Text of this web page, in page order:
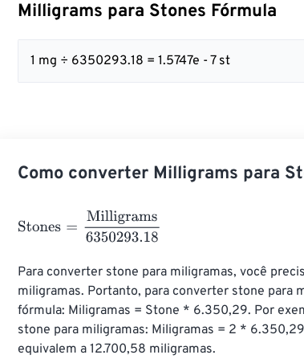
Milligrams para Stones Fórmula
1 mg ÷ 6350293.18 = 1.5747e - 7 st
Como converter Milligrams para
Stones Milligrams6350293.18
Para converter stone para miligramas, você
miligramas. Portanto, para converter stone para
fórmula: Miligramas = Stone * 6.350,29. Por
stone para miligramas: Miligramas = 2 *
equivalem a 12.700,58 miligramas.